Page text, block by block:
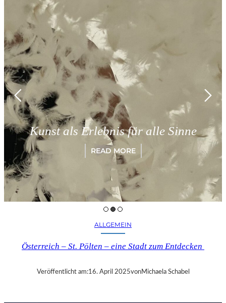
als Erlebnis für alle Sinne
READ MORE
ALLGEMEIN
Österreich – St. Pölten – eine Stadt zum Entdecken
Veröffentlicht am:16. April 2025vonMichaela Schabel